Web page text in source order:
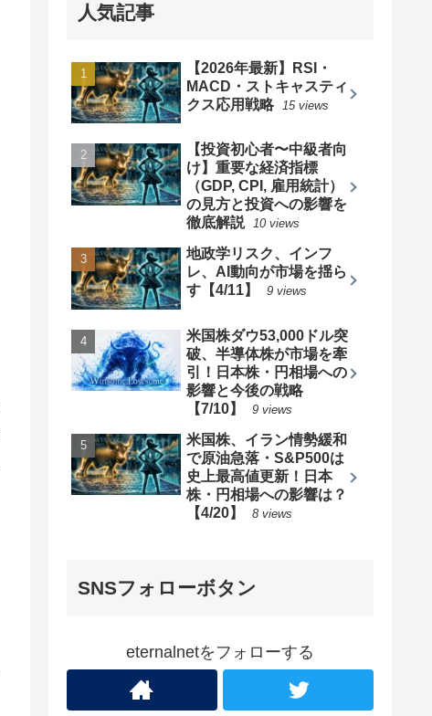
人気記事
【2026年最新】RSI・
MACD・ストキャスティ
クス応用戦略
15 views
【投資初心者〜中級者向
け】重要な経済指標
（GDP, CPI, 雇用統計）
の見方と投資への影響を
徹底解説 10 views
地政学リスク、インフ
レ、AI動向が市場を揺ら
す【4/11】
9 views
米国株ダウ53,000ドル突
破、半導体株が市場を牽
引！日本株・円相場への
影響と今後の戦略
【7/10】
9 views
米国株、イラン情勢緩和
で原油急落・S&P500は
史上最高値更新！日本
株・円相場への影響は？
【4/20】
8 views
SNSフォローボタン
eternalnetをフォローする